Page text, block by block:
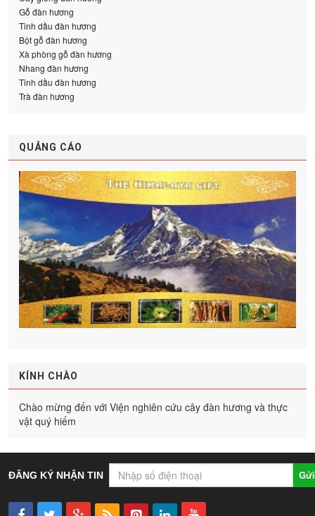
Gỗ đàn hương
Tinh dầu đàn hương
Bột gỗ đàn hương
Xà phòng gỗ đàn hương
Nhang đàn hương
Tinh dầu đàn hương
Trà đàn hương
QUẢNG CÁO
KÍNH CHÀO
Chào mừng đến với Viện nghiên cứu cây đàn hương và thực
vật quý hiếm
ĐĂNG KÝ NHẬN TIN Gửi